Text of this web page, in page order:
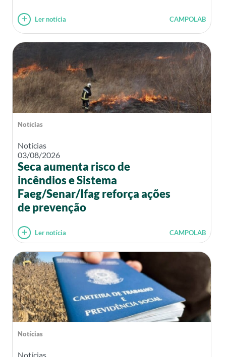
Ler notícia CAMPOLAB
Notícias
Notícias
03/08/2026
Seca aumenta risco de
incêndios e Sistema
Faeg/Senar/Ifag reforça ações
de prevenção
Ler notícia CAMPOLAB
Notícias
Notícias